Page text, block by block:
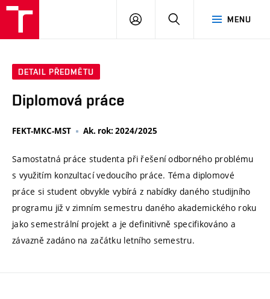
MENU
PŘIHLÁSIT
DETAIL PŘEDMĚTU
Diplomová práce
FEKT-MKC-MST Ak. rok: 2024/2025
Samostatná práce studenta při řešení odborného problému
s využitím konzultací vedoucího práce. Téma diplomové
práce si student obvykle vybírá z nabídky daného studijního
programu již v zimním semestru daného akademického roku
jako semestrální projekt a je definitivně specifikováno a
závazně zadáno na začátku letního semestru.